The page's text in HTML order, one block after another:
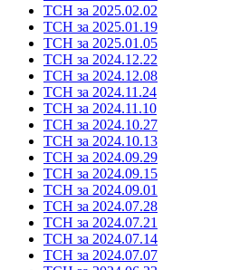
ТСН за 2025.02.02
ТСН за 2025.01.19
ТСН за 2025.01.05
ТСН за 2024.12.22
ТСН за 2024.12.08
ТСН за 2024.11.24
ТСН за 2024.11.10
ТСН за 2024.10.27
ТСН за 2024.10.13
ТСН за 2024.09.29
ТСН за 2024.09.15
ТСН за 2024.09.01
ТСН за 2024.07.28
ТСН за 2024.07.21
ТСН за 2024.07.14
ТСН за 2024.07.07